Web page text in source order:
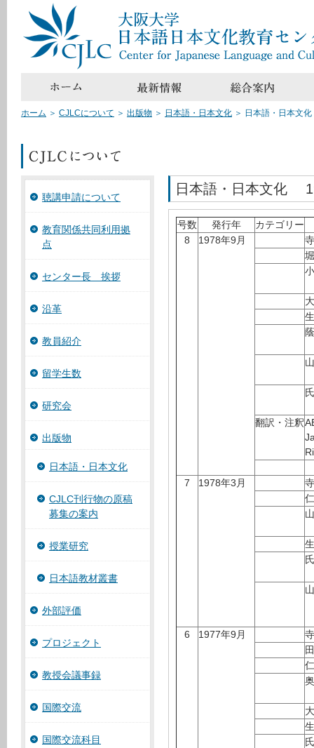
ホーム ＞ CJLCについて ＞ 出版物 ＞ 日本語・日本文化 ＞ 日本語・日本文
聴講申請について
教育関係共同利用拠
点
センター長 挨拶
沿革
教員紹介
留学生数
研究会
出版物
日本語・日本文化
CJLC刊行物の原稿
募集の案内
授業研究
日本語教材叢書
外部評価
プロジェクト
教授会議事録
国際交流
国際交流科目
日本語・日本文化
号数 発行年
カテゴリー
8
1978年9月
翻訳・注釈
7 1978年3月
6 1977年9月